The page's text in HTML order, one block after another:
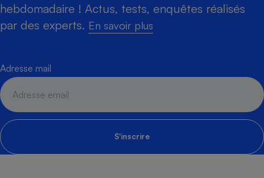
hebdomadaire ! Actus, tests, enquêtes réalisés
par des experts. En savoir plus
Adresse mail
S'inscrire